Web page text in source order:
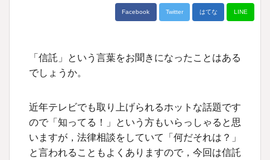
Facebook Twitter はてな LINE
「信託」という言葉をお聞きになったことはある
でしょうか。
近年テレビでも取り上げられるホットな話題です
ので「知ってる！」という方もいらっしゃると思
いますが，法律相談をしていて「何だそれは？」
と言われることもよくありますので，今回は信託